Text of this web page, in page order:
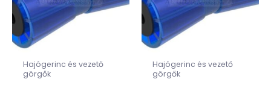
Hajógerinc és vezető
görgők
Hajógerinc és vezető
görgők